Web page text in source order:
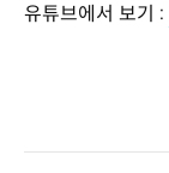
유튜브에서 보기 :